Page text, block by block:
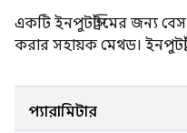
একটি ইনপুটস্ট্রিমের জন্য
করার সহায়ক মেথড।
প্যারামিটার